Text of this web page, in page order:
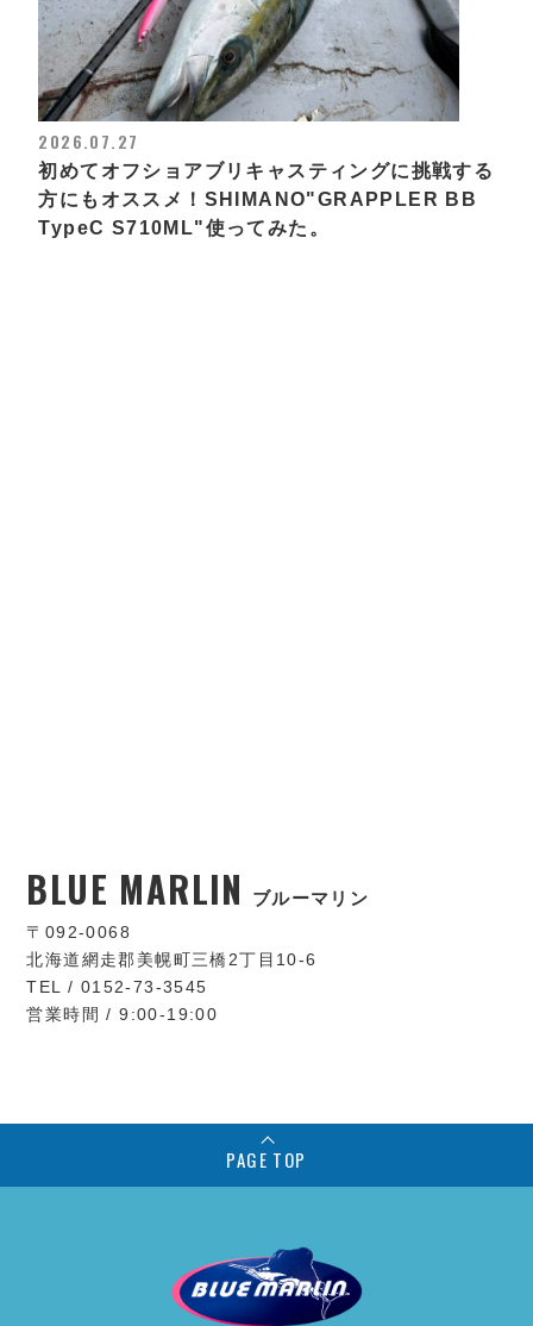
2026.07.27
初めてオフショアブリキャスティングに挑戦する
方にもオススメ！SHIMANO"GRAPPLER BB
TypeC S710ML"使ってみた。
BLUE MARLIN ブルーマリン
〒092-0068
北海道網走郡美幌町三橋2丁目10-6
TEL / 0152-73-3545
営業時間 / 9:00-19:00
PAGE TOP